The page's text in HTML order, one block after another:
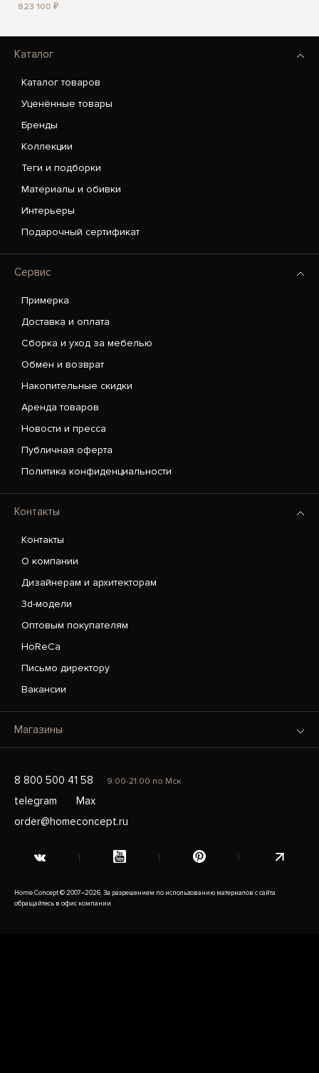
823 100 ₽
Каталог
Каталог товаров
Уценённые товары
Бренды
Коллекции
Теги и подборки
Материалы и обивки
Интерьеры
Подарочный сертификат
Сервис
Примерка
Доставка и оплата
Сборка и уход за мебелью
Обмен и возврат
Накопительные скидки
Аренда товаров
Новости и пресса
Публичная оферта
Политика конфиденциальности
Контакты
Контакты
О компании
Дизайнерам и архитекторам
3d-модели
Оптовым покупателям
HoReCa
Письмо директору
Вакансии
Магазины
8 800 500 41 58 9:00-21:00 по Мск
telegram
Max
order@homeconcept.ru
Home Concept © 2007–2026. За разрешением по использованию материалов с сайта
обращайтесь в офис компании.